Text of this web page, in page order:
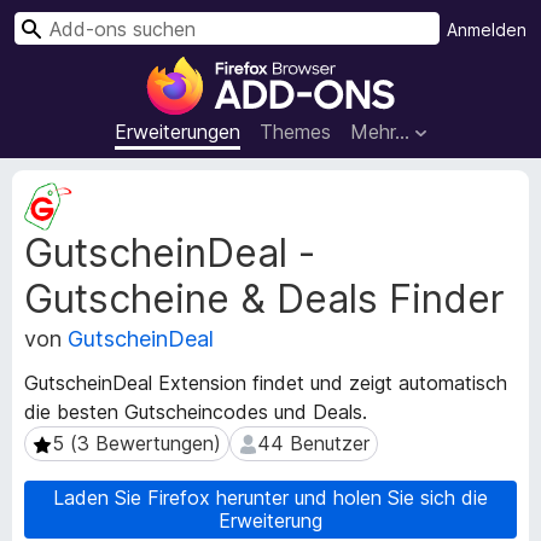
A
d
d
-
s
f
e
n
F
i
r
e
Erweiterungen Themes Mehr…
Anmelden
S
GutscheinDeal -
Gutscheine & Deals Finder
von GutscheinDeal
GutscheinDeal Extension findet und zeigt automatisch
die besten Gutscheincodes und Deals.
5 (3 Bewertungen)
5 (3 Bewertungen) 44 Benutzer
44 Benutzer
Laden Sie Firefox herunter und holen Sie sich die
Erweiterung
M
e
t
a
d
a
t
e
n
z
u